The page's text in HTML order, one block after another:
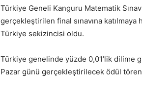
Türkiye Geneli Kanguru Matematik
gerçekleştirilen final sınavına
Türkiye sekizincisi oldu.
Türkiye genelinde yüzde 0,01’lik dilime
Pazar günü gerçekleştirilecek ödül